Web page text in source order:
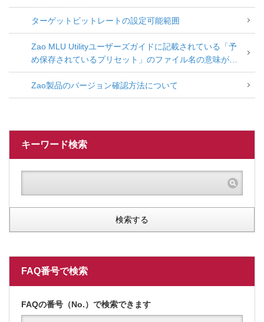
ターゲットビットレートの設定可能範囲
Zao MLU Utilityユーザーズガイドに記載されている「予
め保存されているプリセット」のファイル名の意味が分
からない
Zao製品のバージョン確認方法について
キーワード検索
検索する
FAQ番号で検索
FAQの番号（No.）で検索できます